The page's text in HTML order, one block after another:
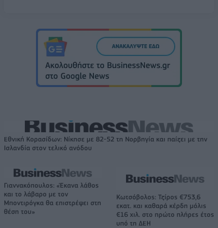
Εθνική Κορασίδων: Νίκησε με 82-52 τη Νορβηγία και παίζει με την
Ισλανδία στον τελικό ανόδου
Γιαννακόπουλος: «Έκανα λάθος
και το λάβαρο με τον
Μποντιρόγκα θα επιστρέψει στη
θέση του»
Κωτσόβολος: Τζίρος €753,6
εκατ. και καθαρά κέρδη μόλις
€16 χιλ. στο πρώτο πλήρες έτος
υπό τη ΔΕΗ